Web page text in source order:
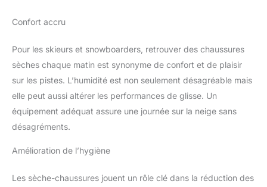
Confort accru
Pour les skieurs et snowboarders, retrouver des chaussures
sèches chaque matin est synonyme de confort et de plaisir
sur les pistes. L’humidité est non seulement désagréable mais
elle peut aussi altérer les performances de glisse. Un
équipement adéquat assure une journée sur la neige sans
désagréments.
Amélioration de l’hygiène
Les sèche-chaussures jouent un rôle clé dans la réduction des